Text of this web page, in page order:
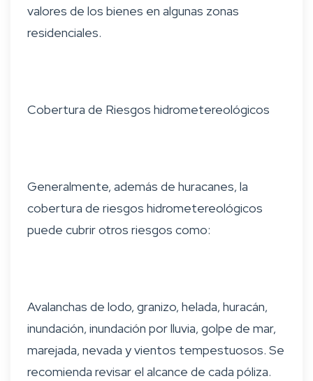
valores de los bienes en algunas zonas
residenciales.
Cobertura de Riesgos hidrometereológicos
Generalmente, además de huracanes, la
cobertura de riesgos hidrometereológicos
puede cubrir otros riesgos como:
Avalanchas de lodo, granizo, helada, huracán,
inundación, inundación por lluvia, golpe de mar,
marejada, nevada y vientos tempestuosos. Se
recomienda revisar el alcance de cada póliza.